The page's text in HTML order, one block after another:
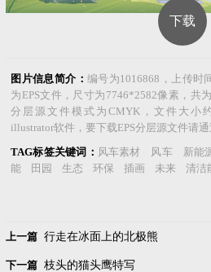
下载
图片信息简介：编号为1016868，上传时
为EPS文件，尺寸为7746*2582像素，共
分层源文件模式为CMYK，文件大小
illustrator软件，要下载EPS分层源文件请通
TAG标签关键词： 风车素材 风车 新能
能 田园 生态 环保 插画 未来 清洁
上一篇行走在冰面上的北极熊
下一篇枝头的猫头鹰特写